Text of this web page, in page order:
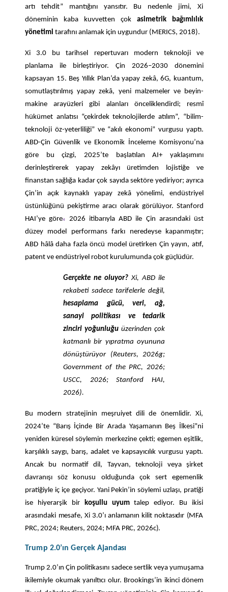
artı tehdit” mantığını yansıtır. Bu nedenle jimi, Xi
döneminin kaba kuvvetten çok asimetrik bağımlılık
yönetimi tarafını anlamak için uygundur (MERICS, 2018).
Xi 3.0 bu tarihsel repertuvarı modern teknoloji ve
planlama ile birleştiriyor. Çin 2026–2030 dönemini
kapsayan 15. Beş Yıllık Plan’da yapay zekâ, 6G, kuantum,
somutlaştırılmış yapay zekâ, yeni malzemeler ve beyin-
makine arayüzleri gibi alanları önceliklendirdi; resmî
hükümet anlatısı “çekirdek teknolojilerde atılım”, “bilim-
teknoloji öz-yeterliliği” ve “akılı ekonomi” vurgusu yaptı.
ABD-Çin Güvenlik ve Ekonomik İnceleme Komisyonu’na
göre bu çizgi, 2025’te başlatılan AI+ yaklaşımını
derinleştirerek yapay zekâyı üretimden lojistiğe ve
finanstan sağlığa kadar çok sayıda sektöre yediriyor; ayrıca
Çin’in açık kaynaklı yapay zekâ yönelimi, endüstriyel
üstünlüğünü pekiştirme aracı olarak görülüyor. Stanford
HAI’ye göre4
2026 itibarıyla ABD ile Çin arasındaki üst
düzey model performans farkı neredeyse kapanmıştır;
ABD hâlâ daha fazla öncü model üretirken Çin yayın, atıf,
patent ve endüstriyel robot kurulumunda çok güçlüdür.
Gerçekte ne oluyor?Xi, ABD ile
rekabeti sadece tarifelerle değil,
hesaplama gücü, veri, ağ,
sanayi politikası ve tedarik
zinciri yoğunluğu üzerinden çok
katmanlı bir yıpratma oyununa
dönüştürüyor (Reuters, 2026g;
Government of the PRC, 2026;
USCC, 2026; Stanford HAI,
2026).
Bu modern stratejinin meşruiyet dili de önemlidir. Xi,
2024’te “Barış İçinde Bir Arada Yaşamanın Beş İlkesi”ni
yeniden küresel söylemin merkezine çekti; egemen eşitlik,
karşılıklı saygı, barış, adalet ve kapsayıcılık vurgusu yaptı.
Ancak bu normatif dil, Tayvan, teknoloji veya şirket
davranışı söz konusu olduğunda çok sert egemenlik
pratiğiyle iç içe geçiyor. Yani Pekin’in söylemi uzlaşı, pratiği
ise hiyerarşik bir koşullu uyumtalep ediyor. Bu ikisi
arasındaki mesafe, Xi 3.0’ı anlamanın kilit noktasıdır (MFA
PRC, 2024; Reuters, 2024; MFA PRC, 2026c).
Trump 2.0’ın Gerçek Ajandası
Trump 2.0’ın Çin politikasını sadece sertlik veya yumuşama
ikilemiyle okumak yanıltıcı olur. Brookings’in ikinci dönem